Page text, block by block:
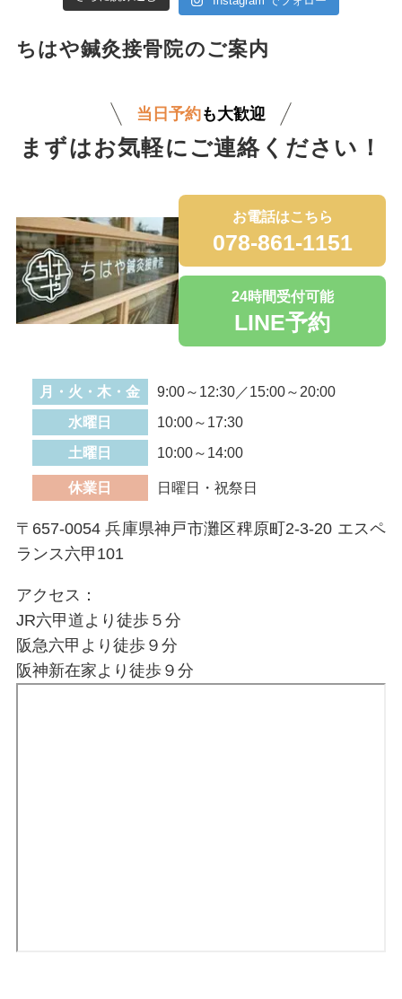
ちはや鍼灸接骨院のご案内
当日予約も大歓迎
まずはお気軽にご連絡ください！
お電話はこちら
078-861-1151
24時間受付可能
LINE予約
月・火・木・金
9:00～12:30／15:00～20:00
水曜日
10:00～17:30
土曜日
10:00～14:00
休業日 日曜日・祝祭日
〒657-0054 兵庫県神戸市灘区稗原町2-3-20 エスペ
ランス六甲101
アクセス：
JR六甲道より徒歩５分
阪急六甲より徒歩９分
阪神新在家より徒歩９分